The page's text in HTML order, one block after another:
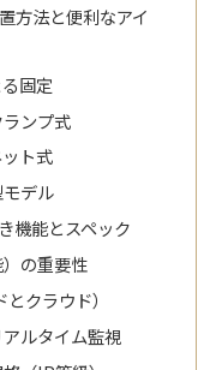
方法と便利なアイ
固定
ンプ式
ト式
デル
機能とスペック
の重要性
クラウド）
ルタイム監視